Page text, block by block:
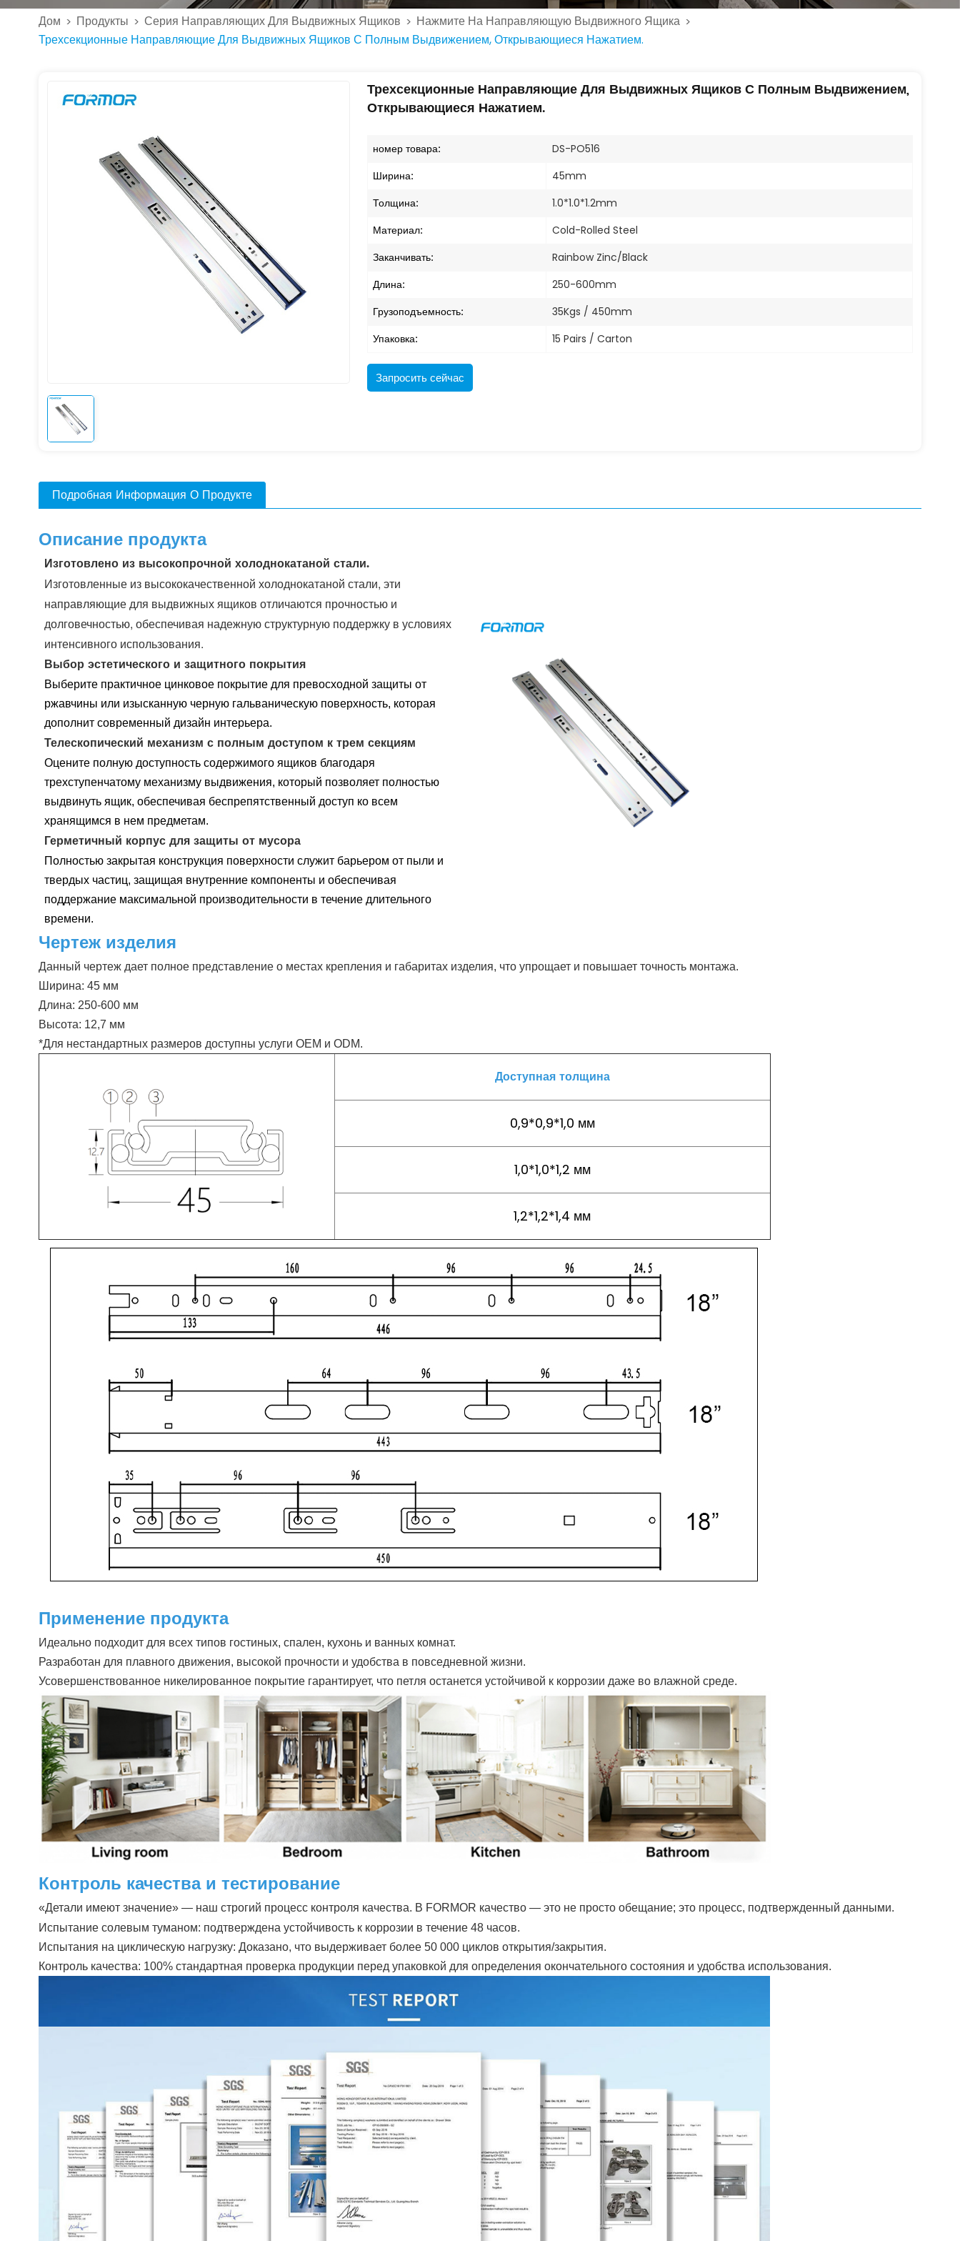
Дом > Продукты > Серия Направляющих Для Выдвижных Ящиков > Нажмите На Направляющую Выдвижного Ящика >
Трехсекционные Направляющие Для Выдвижных Ящиков С Полным Выдвижением, Открывающиеся Нажатием.
Трехсекционные Направляющие Для Выдвижных Ящиков С Полным Выдвижением,
Открывающиеся Нажатием.
номер товара: DS-PO516
Ширина: 45mm
Толщина: 1.0*1.0*1.2mm
Материал: Cold-Rolled Steel
Заканчивать: Rainbow Zinc/Black
Длина: 250-600mm
Грузоподъемность: 35Kgs / 450mm
Упаковка: 15 Pairs / Carton
Запросить сейчас
Подробная Информация О Продукте
Описание продукта
Изготовлено из высокопрочной холоднокатаной стали.
Изготовленные из высококачественной холоднокатаной стали, эти
направляющие для выдвижных ящиков отличаются прочностью и
долговечностью, обеспечивая надежную структурную поддержку в условиях
интенсивного использования.
Выбор эстетического и защитного покрытия
Выберите практичное цинковое покрытие для превосходной защиты от
ржавчины или изысканную черную гальваническую поверхность, которая
дополнит современный дизайн интерьера.
Телескопический механизм с полным доступом к трем секциям
Оцените полную доступность содержимого ящиков благодаря
трехступенчатому механизму выдвижения, который позволяет полностью
выдвинуть ящик, обеспечивая беспрепятственный доступ ко всем
хранящимся в нем предметам.
Герметичный корпус для защиты от мусора
Полностью закрытая конструкция поверхности служит барьером от пыли и
твердых частиц, защищая внутренние компоненты и обеспечивая
поддержание максимальной производительности в течение длительного
времени.
Чертеж изделия
Данный чертеж дает полное представление о местах крепления и габаритах изделия, что упрощает и повышает точность монтажа.
Ширина: 45 мм
Длина: 250-600 мм
Высота: 12,7 мм
*Для нестандартных размеров доступны услуги OEM и ODM.
Доступная толщина
0,9*0,9*1,0 мм
1,0*1,0*1,2 мм
1,2*1,2*1,4 мм
Применение продукта
Идеально подходит для всех типов гостиных, спален, кухонь и ванных комнат.
Разработан для плавного движения, высокой прочности и удобства в повседневной жизни.
Усовершенствованное никелированное покрытие гарантирует, что петля останется устойчивой к коррозии даже во влажной среде.
Контроль качества и тестирование
«Детали имеют значение» — наш строгий процесс контроля качества. В FORMOR качество — это не просто обещание; это процесс, подтвержденный данными.
Испытание солевым туманом: подтверждена устойчивость к коррозии в течение 48 часов.
Испытания на циклическую нагрузку: Доказано, что выдерживает более 50 000 циклов открытия/закрытия.
Контроль качества: 100% стандартная проверка продукции перед упаковкой для определения окончательного состояния и удобства использования.